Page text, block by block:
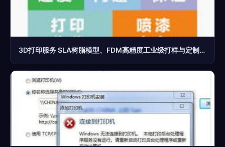
3D打印服务 SLA树脂模型、FDM高精度工业级打样与定制全解析